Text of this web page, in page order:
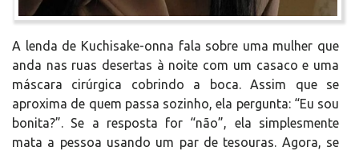
A lenda de Kuchisake-onna fala sobre uma mulher que
anda nas ruas desertas à noite com um casaco e uma
máscara cirúrgica cobrindo a boca. Assim que se
aproxima de quem passa sozinho, ela pergunta: “Eu sou
bonita?”. Se a resposta for “não”, ela simplesmente
mata a pessoa usando um par de tesouras. Agora, se